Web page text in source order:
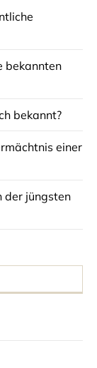
bekannten
bekannt?
einer
der jüngsten